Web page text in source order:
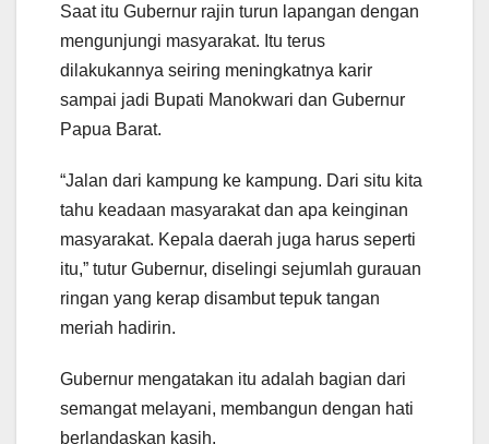
Saat itu Gubernur rajin turun lapangan dengan
mengunjungi masyarakat. Itu terus
dilakukannya seiring meningkatnya karir
sampai jadi Bupati Manokwari dan Gubernur
Papua Barat.
“Jalan dari kampung ke kampung. Dari situ kita
tahu keadaan masyarakat dan apa keinginan
masyarakat. Kepala daerah juga harus seperti
itu,” tutur Gubernur, diselingi sejumlah gurauan
ringan yang kerap disambut tepuk tangan
meriah hadirin.
Gubernur mengatakan itu adalah bagian dari
semangat melayani, membangun dengan hati
berlandaskan kasih.